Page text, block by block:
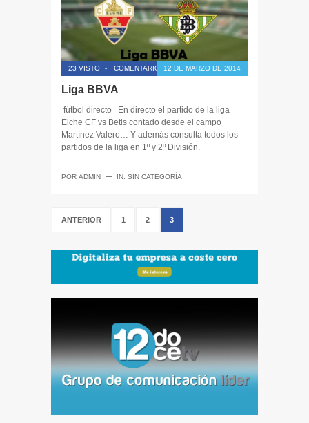
23 VISTO - COMENTARIOS CERRADOS
12 DE MARZO DE 2014
Liga BBVA
fútbol directo En directo el partido de la liga
Elche CF vs Betis contado desde el campo
Martínez Valero… Y además consulta todos los
partidos de la liga en 1º y 2º División.
POR ADMIN ─ IN: SIN CATEGORÍA
ANTERIOR 1 2 3